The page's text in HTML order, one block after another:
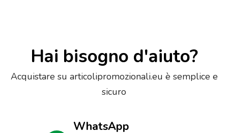
Hai bisogno d'aiuto?
Acquistare su articolipromozionali.eu è semplice e
sicuro
WhatsApp